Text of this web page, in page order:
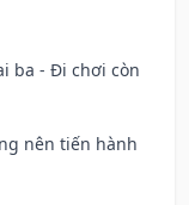
ba - Đi chơi còn
nên tiến hành